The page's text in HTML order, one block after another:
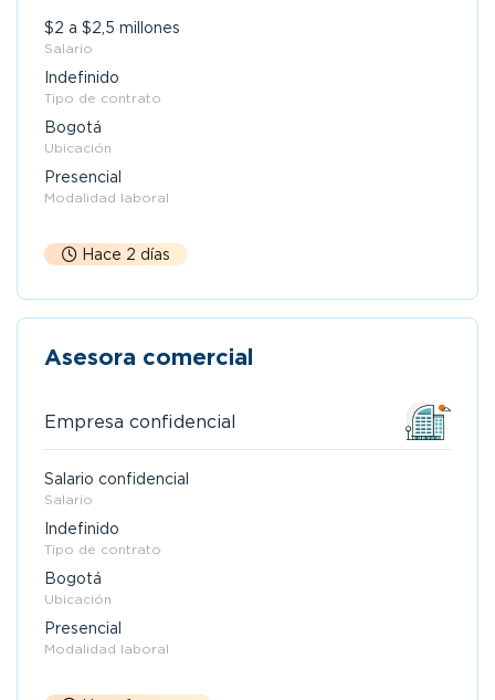
$2 a $2,5 millones
Salario
Indefinido
Tipo de contrato
Bogotá
Ubicación
Presencial
Modalidad laboral
Hace 2 días
Asesora comercial
Empresa confidencial
Salario confidencial
Salario
Indefinido
Tipo de contrato
Bogotá
Ubicación
Presencial
Modalidad laboral